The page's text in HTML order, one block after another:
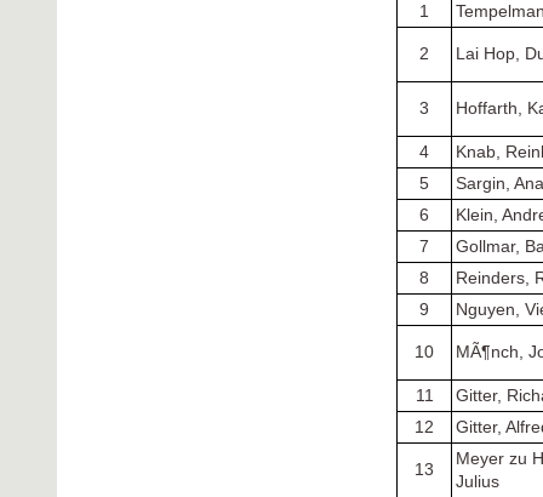
1
2 Lai Hop,
3 Hoffarth,
4
Knab,
5
Sargin,
6
Klein,
7
Gollmar,
8
Reinders,
9
Nguyen,
10 MÃ¶nch,
11
Gitter,
12
Gitter,
13
Meyer zu
Julius